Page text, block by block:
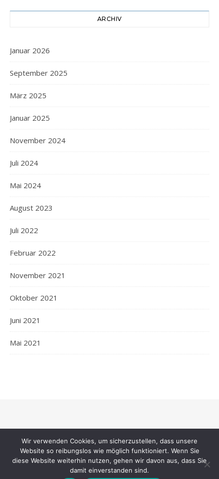
ARCHIV
Januar 2026
September 2025
März 2025
Januar 2025
November 2024
Juli 2024
Mai 2024
August 2023
Juli 2022
Februar 2022
November 2021
Oktober 2021
Juni 2021
Mai 2021
ZURÜCK NACH OBEN
Wir verwenden Cookies, um sicherzustellen, dass unsere
Website so reibungslos wie möglich funktioniert. Wenn Sie
diese Website weiterhin nutzen, gehen wir davon aus, dass Sie
damit einverstanden sind.